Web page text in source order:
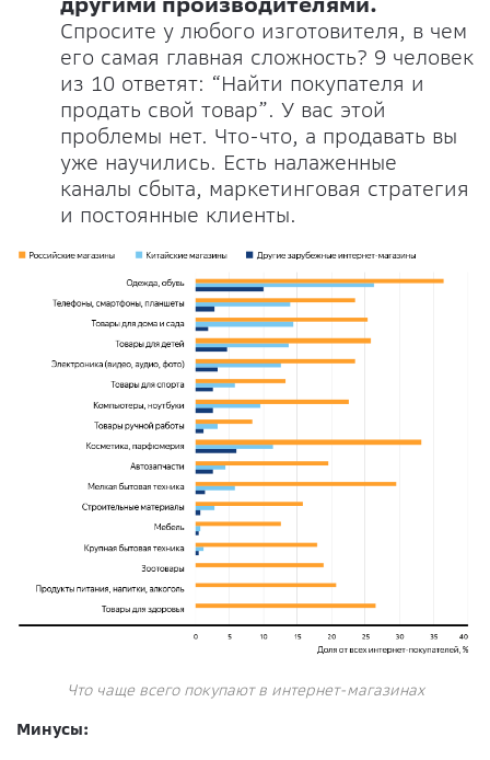
Спросите у любого изготовителя, в чем
его самая главная сложность? 9 человек
из 10 ответят: “Найти покупателя и
продать свой товар”. У вас этой
проблемы нет. Что-что, а продавать вы
уже научились. Есть налаженные
каналы сбыта, маркетинговая стратегия
и постоянные клиенты.
Что чаще всего покупают в интернет-магазинах
Минусы: